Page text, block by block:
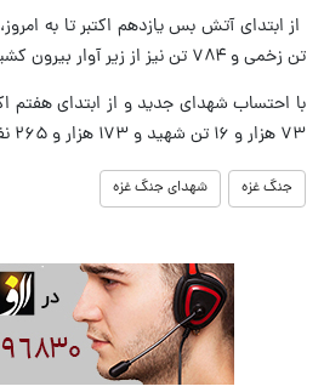
تن زخمی و ۷۸۴ تن نیز از زیر آوار بیرون کشیده شده است.
۷۳ هزار و ۱۶ تن شهید و ۱۷۳ هزار و ۲۶۵ نفر دیگر زخمی شده‌اند.
جنگ غزه شهدای جنگ غزه